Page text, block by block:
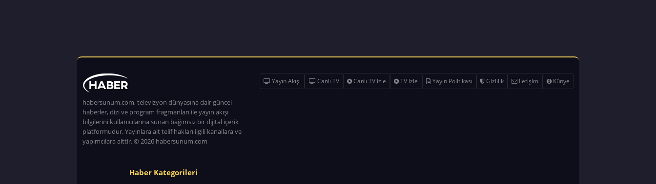
habersunum.com, televizyon dünyasına dair güncel
haberler, dizi ve program fragmanları ile yayın akışı
bilgilerini kullanıcılarına sunan bağımsız bir dijital içerik
platformudur. Yayınlara ait telif hakları ilgili kanallara ve
yapımcılara aittir. © 2026 habersunum.com
Yayın Akışı Canlı TV Canlı TV izle TV izle Yayın Politikası Gizlilik İletişim Künye
Haber Kategorileri